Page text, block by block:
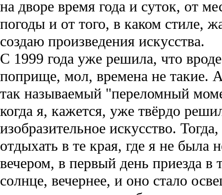
на дворе время года и суток, от
погоды и от того, в каком стиле,
создаю произведения искусства.
С 1999 года уже решила, что
поприще, мол, времена не такие.
так называемый "переломный
когда я, кажется, уже твёрдо
изобразительное искусство.
отдыхать в те края, где я не была
вечером, в первый день приезда в
солнце, вечернее, и оно стало